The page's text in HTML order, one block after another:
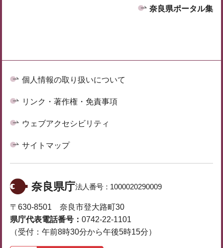
奈良県ポータル集
個人情報の取り扱いについて
リンク・著作権・免責事項
ウェブアクセシビリティ
サイトマップ
奈良県庁法人番号： 1000020290009
〒630-8501 奈良市登大路町30
県庁代表電話番号： 0742-22-1101
（受付：午前8時30分から午後5時15分）